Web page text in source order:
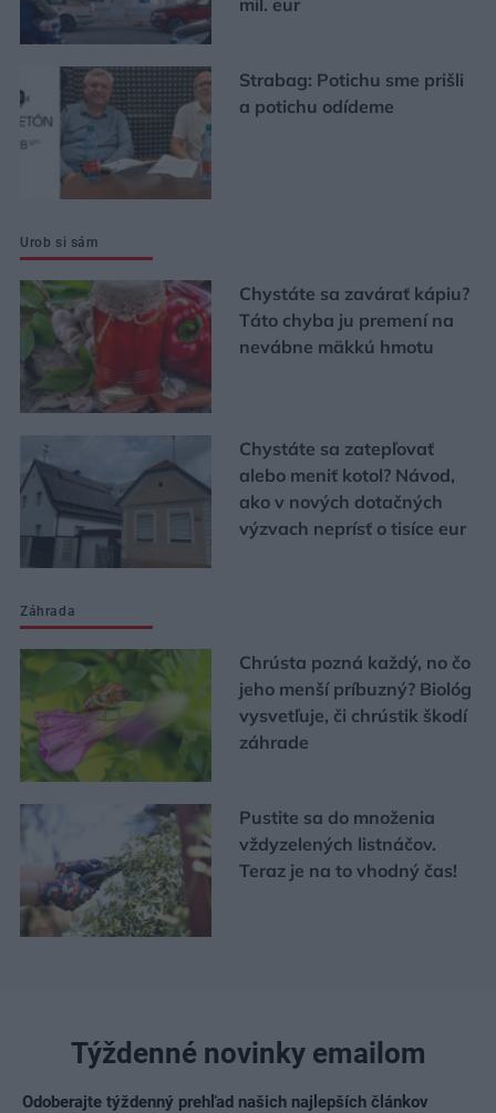
Strabag: Potichu sme prišli
a potichu odídeme
Urob si sám
Chystáte sa zavárať kápiu?
Táto chyba ju premení na
nevábne mäkkú hmotu
Chystáte sa zatepľovať
alebo meniť kotol? Návod,
ako v nových dotačných
výzvach neprísť o tisíce eur
Záhrada
Chrústa pozná každý, no čo
jeho menší príbuzný? Biológ
vysvetľuje, či chrústik škodí
záhrade
Pustite sa do množenia
vždyzelených listnáčov.
Teraz je na to vhodný čas!
Týždenné novinky emailom
Odoberajte týždenný prehľad našich najlepších článkov